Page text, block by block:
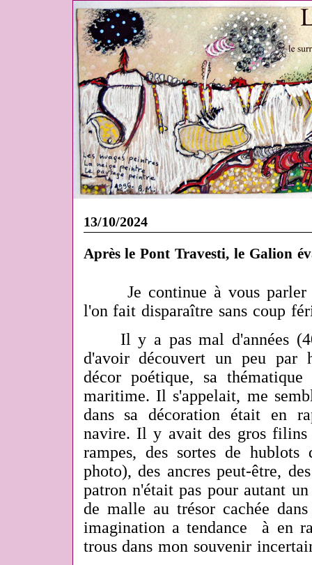
13/10/2024
Après le Pont Travesti, le Galion
Je continue à vous
l'on fait disparaître sans coup
Il y a pas mal d'années (40
d'avoir découvert un peu par
décor poétique, sa thématique
maritime. Il s'appelait, me
dans sa décoration était en
navire. Il y avait des gros filins
rampes, des sortes de
photo), des ancres peut-être,
patron n'était pas pour autant
de malle au trésor cachée
imagination a tendance à en
trous dans mon souvenir